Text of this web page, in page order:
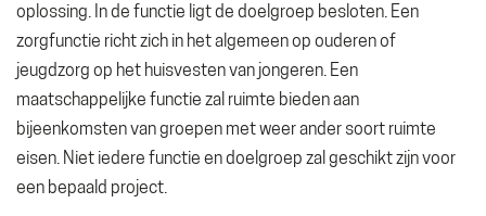
oplossing. In de functie ligt de doelgroep besloten. Een
zorgfunctie richt zich in het algemeen op ouderen of
jeugdzorg op het huisvesten van jongeren. Een
maatschappelijke functie zal ruimte bieden aan
bijeenkomsten van groepen met weer ander soort ruimte
eisen. Niet iedere functie en doelgroep zal geschikt zijn voor
een bepaald project.